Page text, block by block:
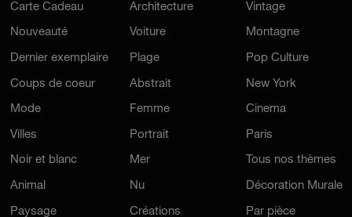
Carte Cadeau
Nouveauté
Dernier exemplaire
Coups de coeur
Mode
Villes
Noir et blanc
Animal
Paysage
Architecture
Voiture
Plage
Abstrait
Femme
Portrait
Mer
Nu
Créations
Vintage
Montagne
Pop Culture
New York
Cinema
Paris
Tous nos thèmes
Décoration Murale
Par pièce